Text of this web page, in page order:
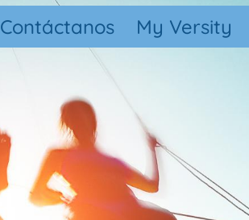
Contáctanos My Versity